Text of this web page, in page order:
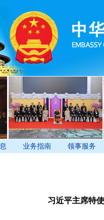
业务指南 领事服务
习近平主席特